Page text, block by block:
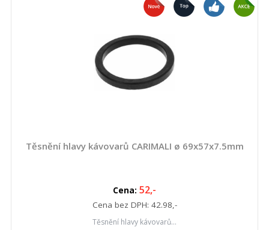
Těsnění hlavy kávovarů CARIMALI ø 69x57x7.5mm
Cena: 52,-
Cena bez DPH: 42.98,-
Těsnění hlavy kávovarů...